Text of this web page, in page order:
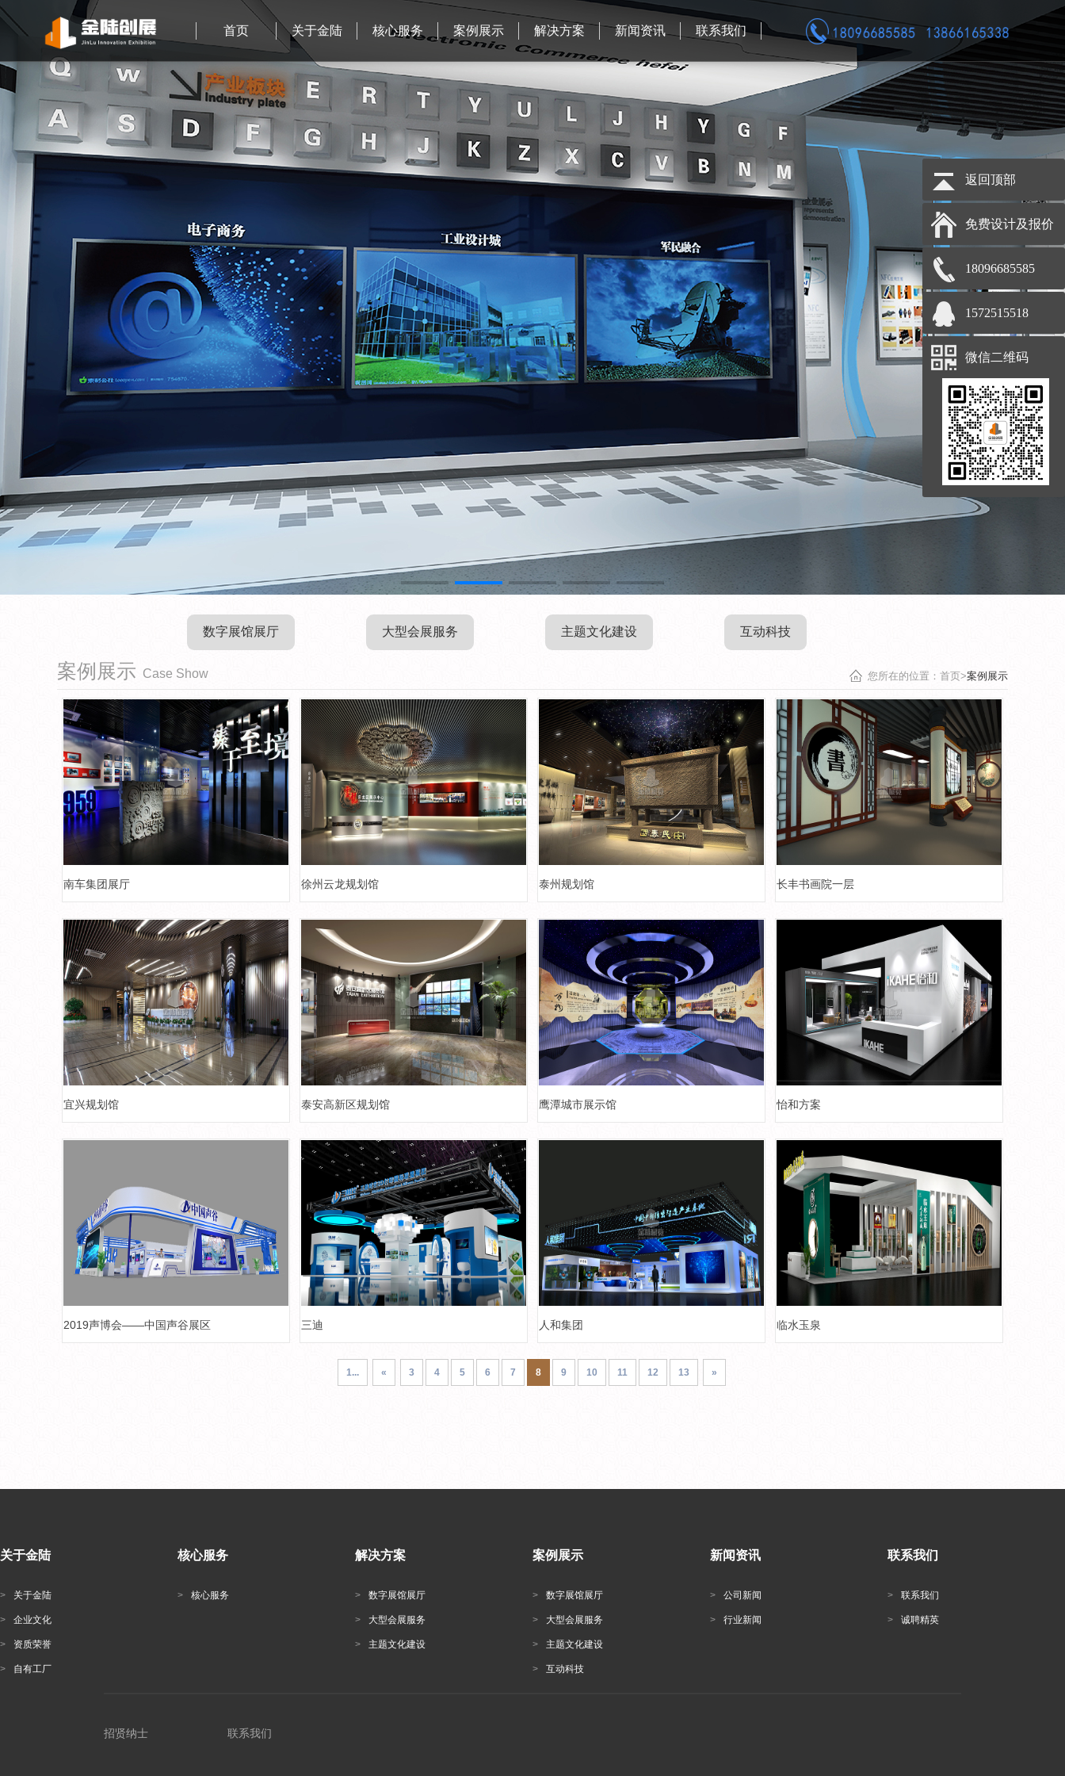
返回顶部
免费设计及报价
18096685585
1572515518
微信二维码
首页 关于金陆 核心服务 案例展示 解决方案 新闻资讯 联系我们
数字展馆展厅 大型会展服务 主题文化建设 互动科技
案例展示 Case Show 您所在的位置：首页>案例展示
南车集团展厅 徐州云龙规划馆 泰州规划馆 长丰书画院一层
宜兴规划馆 泰安高新区规划馆 鹰潭城市展示馆 怡和方案
2019声博会——中国声谷展区 三迪 人和集团 临水玉泉
1... « 3 4 5 6 7 8 9 10 11 12 13 »
关于金陆
> 关于金陆
> 企业文化
> 资质荣誉
> 自有工厂
核心服务
> 核心服务
解决方案
> 数字展馆展厅
> 大型会展服务
> 主题文化建设
案例展示
> 数字展馆展厅
> 大型会展服务
> 主题文化建设
> 互动科技
新闻资讯
> 公司新闻
> 行业新闻
联系我们
> 联系我们
> 诚聘精英
招贤纳士 联系我们